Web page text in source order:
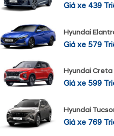
Giá xe 439
Hyundai
Giá xe 579
Hyundai Creta
Giá xe 599
Hyundai
Giá xe 769